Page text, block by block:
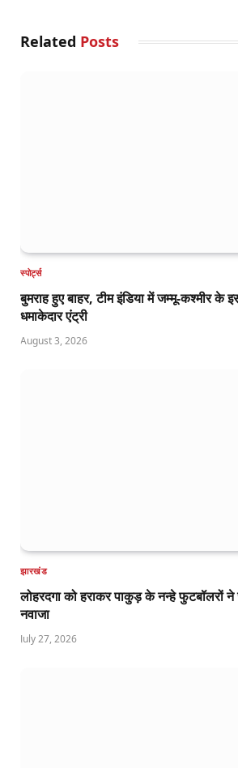
Related Posts
स्पोर्ट्स
बुमराह हुए बाहर, टीम इंडिया में जम्मू-कश्मीर के
धमाकेदार एंट्री
August 3, 2026
झारखंड
लोहरदगा को हराकर पाकुड़ के नन्हे फुटबॉलरों ने
नवाजा
July 27, 2026